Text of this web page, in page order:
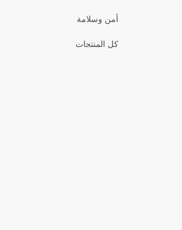
أمن وسلامة
كل المنتجات